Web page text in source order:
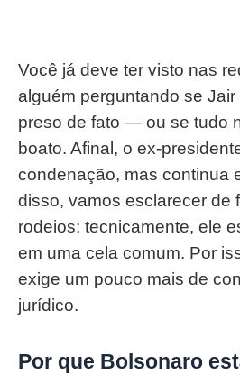
Você já deve ter visto nas
alguém perguntando se
preso de fato — ou se tudo
boato. Afinal, o ex-
condenação, mas continua
disso, vamos esclarecer de
rodeios: tecnicamente, ele
em uma cela comum. Por
exige um pouco mais de
jurídico.
Por que Bolsonaro